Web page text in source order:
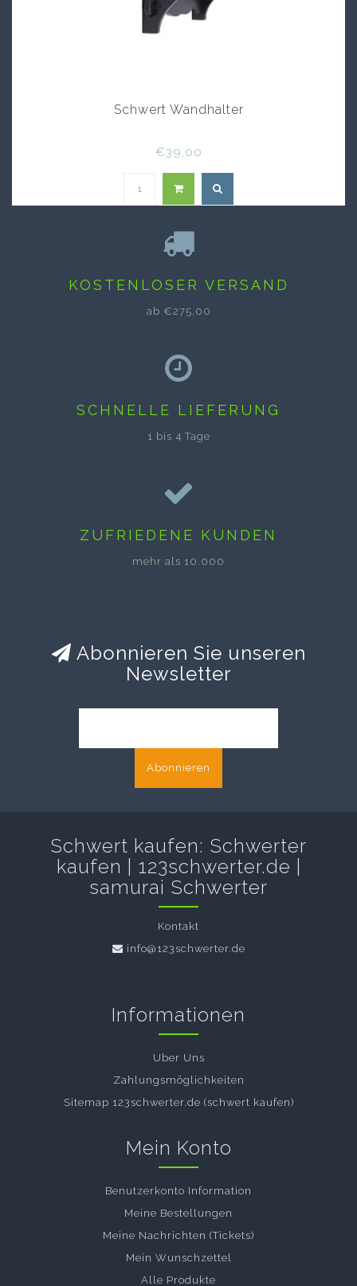
Schwert Wandhalter
€39,00
KOSTENLOSER VERSAND
ab €275,00
SCHNELLE LIEFERUNG
1 bis 4 Tage
ZUFRIEDENE KUNDEN
mehr als 10.000
Abonnieren Sie unseren
Newsletter
Abonnieren
Schwert kaufen: Schwerter
kaufen | 123schwerter.de |
samurai Schwerter
Kontakt
info@123schwerter.de
Informationen
Uber Uns
Zahlungsmöglichkeiten
Sitemap 123schwerter.de (schwert kaufen)
Mein Konto
Benutzerkonto Information
Meine Bestellungen
Meine Nachrichten (Tickets)
Mein Wunschzettel
Alle Produkte